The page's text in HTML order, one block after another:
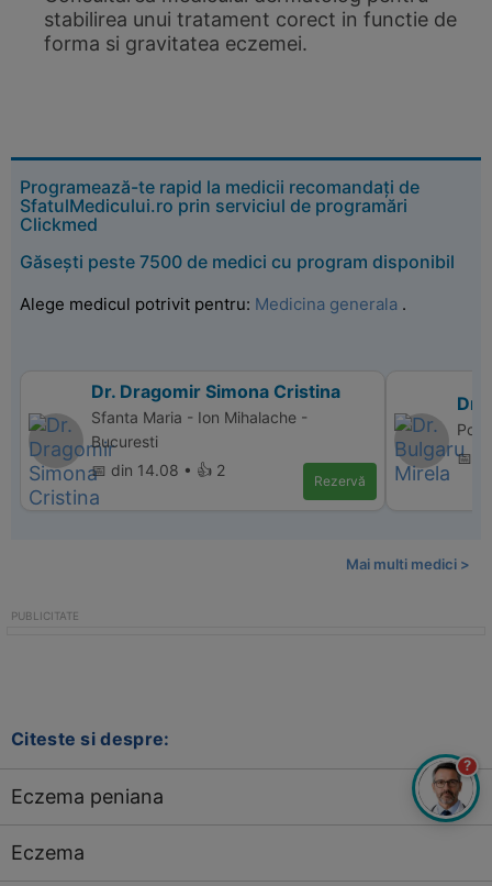
stabilirea unui tratament corect in functie de
forma si gravitatea eczemei.
Programează-te rapid la medicii recomandați de
SfatulMedicului.ro prin serviciul de programări
Clickmed
Găsești peste 7500 de medici cu program disponibil
Alege medicul potrivit pentru: Medicina generala .
Dr. Dragomir Simona Cristina
Sfanta Maria - Ion Mihalache -
Bucuresti
📅 din 14.08 • 👍 2
Rezervă
Dr.
📅
Mai multi medici >
Citeste si despre:
Eczema peniana
Eczema
?